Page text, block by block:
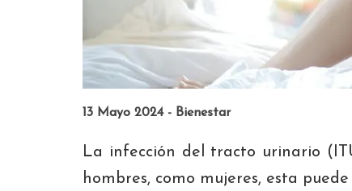
13 Mayo 2024 - Bienestar
La infección del tracto urinario
hombres, como mujeres, esta